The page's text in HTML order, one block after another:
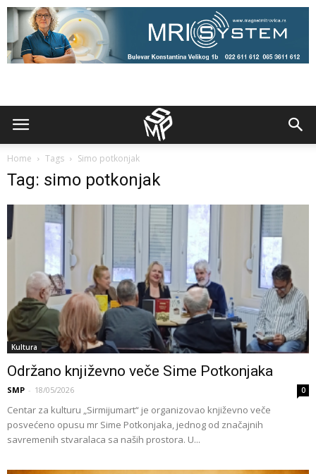
Home Tags Simo potkonjak
Tag: simo potkonjak
Kultura
Održano književno veče Sime Potkonjaka
SMP - 18/05/2026 0
Centar za kulturu „Sirmijumart“ je organizovao književno veče
posvećeno opusu mr Sime Potkonjaka, jednog od značajnih
savremenih stvaralaca sa naših prostora. U...